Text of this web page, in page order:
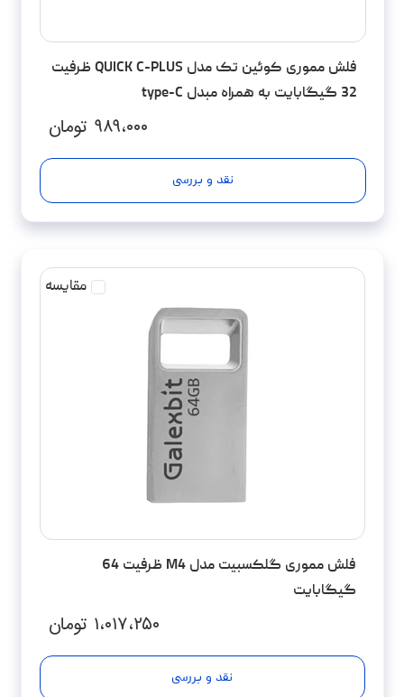
فلش مموری کوئین تک مدل QUICK C-PLUS ظرفیت
32 گیگابایت به همراه مبدل type-C
۹۸۹،۰۰۰ تومان
نقد و بررسی
مقایسه
فلش مموری گلکسبیت مدل M4 ظرفیت 64
گیگابایت
۱،۰۱۷،۲۵۰ تومان
نقد و بررسی